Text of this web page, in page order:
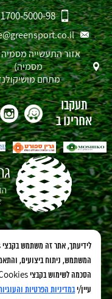
1700-5000-98
אזור התעשייה
מסמיה)
מתחם
תעקבו
אחרינו ב
המשתמש, ניתוח ביצועים,
עיין/יבמדיניות הפרטיות